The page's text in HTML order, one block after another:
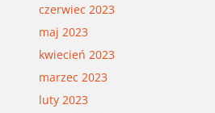
czerwiec 2023
maj 2023
kwiecień 2023
marzec 2023
luty 2023